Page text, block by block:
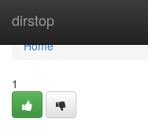
dirstop
Home
Home
1